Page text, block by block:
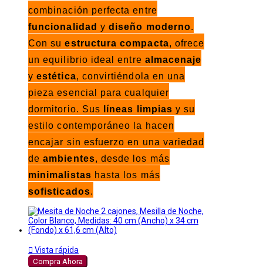
combinación perfecta entre
funcionalidad ydiseño moderno.
Con suestructura compacta, ofrece
un equilibrio ideal entre almacenaje
yestética, convirtiéndola en una
pieza esencial para cualquier
dormitorio. Sus
líneas limpias y su
estilo contemporáneo la hacen
encajar sin esfuerzo en una variedad
deambientes, desde los más
minimalistas hasta los más
sofisticados.
 Vista rápida
Compra Ahora